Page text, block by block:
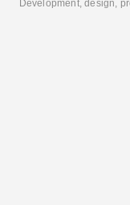
Development, design,